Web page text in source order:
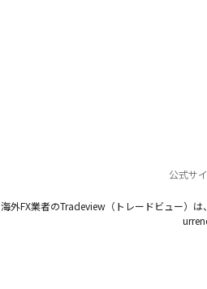
公式サ
海外FX業者のTradeview（トレードビュー）